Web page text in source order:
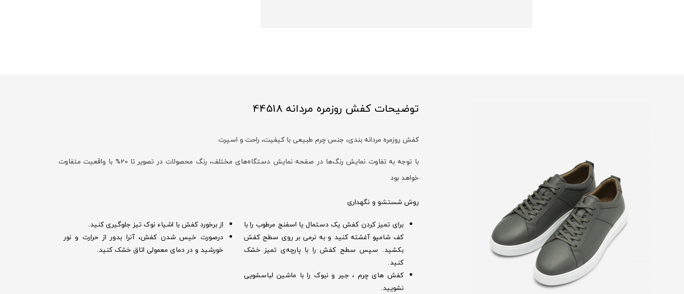
توضیحات کفش روزمره مردانه 44518
کفش روزمره مردانه بندی، جنس چرم طبیعی با کیفیت، راحت و اسپرت
با توجه به تفاوت نمایش رنگ‌ها در صفحه نمایش دستگاه‌های مختلف، رنگ محصولات در تصویر تا 20% با واقعیت متفاوت
خواهد بود
روش شستشو و نگهداری
برای تمیز کردن کفش یک دستمال یا اسفنج مرطوب را با
کف شامپو آغشته کنید و به نرمی بر روی سطح کفش
بکشید. سپس سطح کفش را با پارچه‌ی تمیز خشک
کنید.
کفش های چرم ، جیر و نبوک را با ماشین لباسشویی
نشویید.
از برخورد کفش با اشیاء نوک تیز جلوگیری کنید.
درصورت خیس شدن کفش‌، آنرا بدور از حرارت و نور
خورشید و در دمای معمولی اتاق خشک کنید.